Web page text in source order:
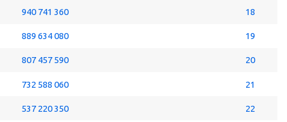
940 741 360 18
889 634 080 19
807 457 590 20
732 588 060 21
537 220 350 22